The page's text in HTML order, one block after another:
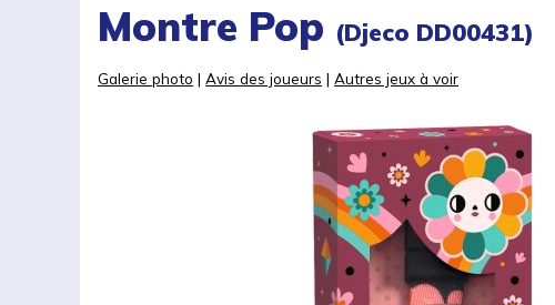
Montre Pop (Djeco DD00431)
Galerie photo | Avis des joueurs | Autres jeux à voir